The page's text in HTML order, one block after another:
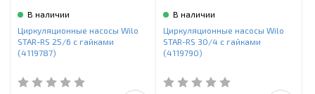
В наличии
Циркуляционные насосы Wilo
STAR-RS 25/6 с гайками
(4119787)
В наличии
Циркуляционные насосы Wilo
STAR-RS 30/4 с гайками
(4119790)